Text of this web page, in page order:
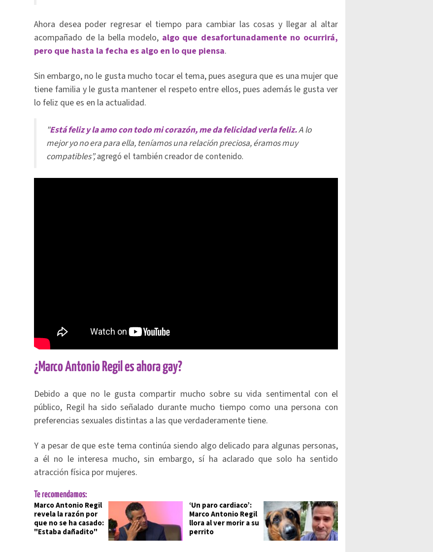
Ahora desea poder regresar el tiempo para cambiar las cosas y llegar al altar
acompañado de la bella modelo, algo que desafortunadamente no ocurrirá,
pero que hasta la fecha es algo en lo que piensa.
Sin embargo, no le gusta mucho tocar el tema, pues asegura que es una mujer que
tiene familia y le gusta mantener el respeto entre ellos, pues además le gusta ver
lo feliz que es en la actualidad.
"Está feliz y la amo con todo mi corazón, me da felicidad verla feliz.A lo
mejor yo no era para ella, teníamos una relación preciosa, éramos muy
compatibles”,agregó el también creador de contenido.
¿Marco Antonio Regil es ahora gay?
Debido a que no le gusta compartir mucho sobre su vida sentimental con el
público, Regil ha sido señalado durante mucho tiempo como una persona con
preferencias sexuales distintas a las que verdaderamente tiene.
Y a pesar de que este tema continúa siendo algo delicado para algunas personas,
a él no le interesa mucho, sin embargo, sí ha aclarado que solo ha sentido
atracción física por mujeres.
Te recomendamos:
Marco Antonio Regil
revela la razón por
que no se ha casado:
"Estaba dañadito"
‘Un paro cardiaco’:
Marco Antonio Regil
llora al ver morir a su
perrito